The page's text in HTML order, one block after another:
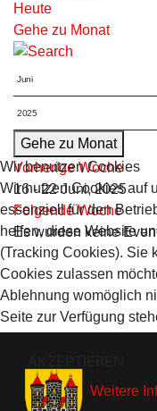
Heute
Gehe zu Monat
Gehe zu Monat
Vorherige Woche
16 - 22 Juni, 2025
Folgende Woche
Es wurden keine
Wir benutzen Cookies
Wir nutzen Cookies auf
essenziell für den
helfen, diese Website
(Tracking Cookies). Sie
Cookies zulassen
Ablehnung womöglich
Seite zur Verfügung
Weitere